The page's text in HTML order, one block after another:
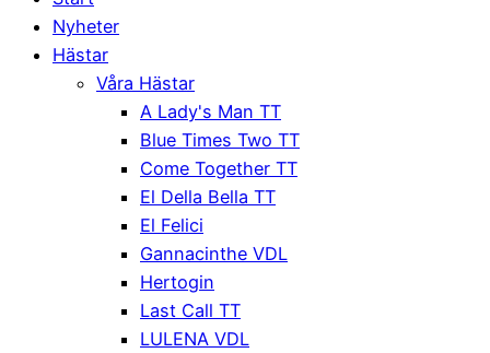
Nyheter
Hästar
Våra Hästar
A Lady's Man TT
Blue Times Two TT
Come Together TT
El Della Bella TT
El Felici
Gannacinthe VDL
Hertogin
Last Call TT
LULENA VDL